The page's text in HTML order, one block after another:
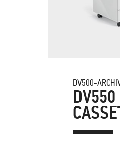
DV500-